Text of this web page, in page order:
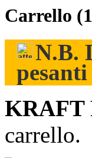
Carrello
N.B.
KRAFT
carrello.